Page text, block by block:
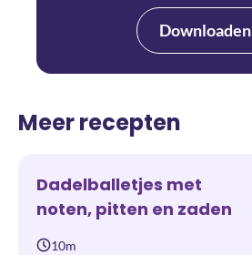
Downloaden
Meer recepten
Dadelballetjes met
noten, pitten en zaden
10m